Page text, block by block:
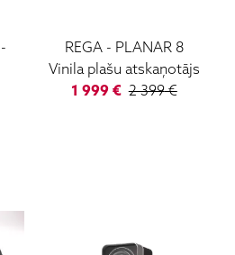
-
REGA- PLANAR 8
Vinila plašu atskaņotājs
1 999€ 2 399€